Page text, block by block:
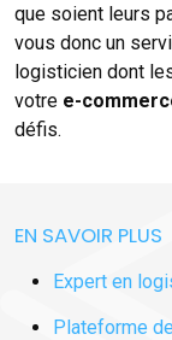
que soient leurs
vous donc un
logisticien dont
votre e-
défis.
EN SAVOIR PLUS
Expert en
Plateforme